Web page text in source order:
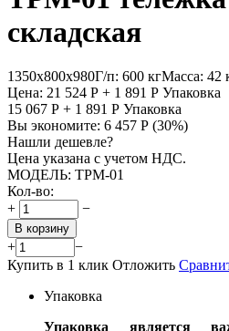
складская
1350х800х980Г/п: 600 кгМасса: 42
Цена: 21 524 Р + 1 891 Р Упаковка
15 067 Р + 1 891 Р Упаковка
Вы экономите: 6 457 Р (30%)
Нашли дешевле?
Цена указана с учетом НДС.
МОДЕЛЬ: ТРМ-01
Кол-во:
+
−
В корзину
+
−
Купить в 1 клик Отложить
Упаковка
Упаковка является